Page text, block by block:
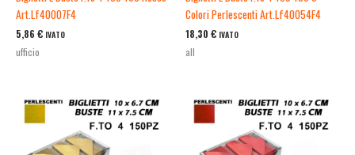
Art.Lf40007F4
5,86 € IVATO
ufficio
Colori Perlescenti Art.Lf40054F4
18,30 € IVATO
all